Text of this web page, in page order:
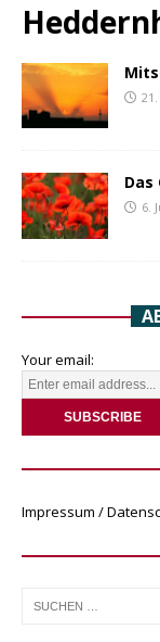
21.
Das
6.
Your email:
Impressum /